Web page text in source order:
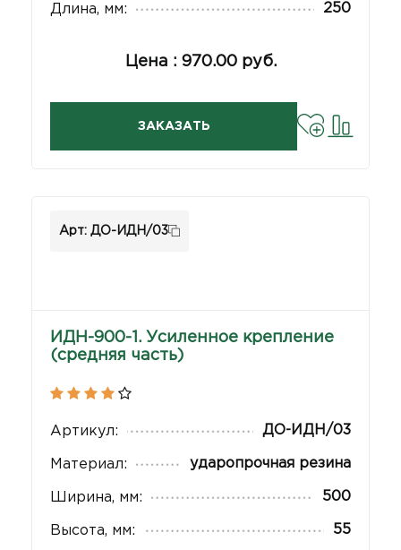
Длина, мм: 250
Цена : 970.00 руб.
ЗАКАЗАТЬ
Арт: ДО-ИДН/03
ИДН-900-1. Усиленное крепление
(средняя часть)
Артикул: ДО-ИДН/03
Материал: ударопрочная резина
Ширина, мм: 500
Высота, мм: 55